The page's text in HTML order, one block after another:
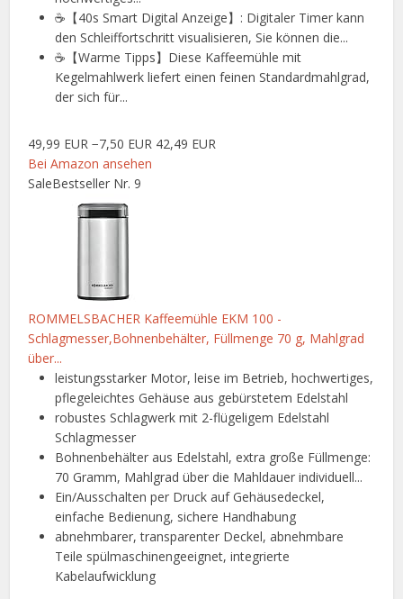
☕【40s Smart Digital Anzeige】: Digitaler Timer kann
den Schleiffortschritt visualisieren, Sie können die...
☕【Warme Tipps】Diese Kaffeemühle mit
Kegelmahlwerk liefert einen feinen Standardmahlgrad,
der sich für...
49,99 EUR −7,50 EUR 42,49 EUR
Bei Amazon ansehen
SaleBestseller Nr. 9
ROMMELSBACHER Kaffeemühle EKM 100 -
Schlagmesser,Bohnenbehälter, Füllmenge 70 g, Mahlgrad
über...
leistungsstarker Motor, leise im Betrieb, hochwertiges,
pflegeleichtes Gehäuse aus gebürstetem Edelstahl
robustes Schlagwerk mit 2-flügeligem Edelstahl
Schlagmesser
Bohnenbehälter aus Edelstahl, extra große Füllmenge:
70 Gramm, Mahlgrad über die Mahldauer individuell...
Ein/Ausschalten per Druck auf Gehäusedeckel,
einfache Bedienung, sichere Handhabung
abnehmbarer, transparenter Deckel, abnehmbare
Teile spülmaschinengeeignet, integrierte
Kabelaufwicklung